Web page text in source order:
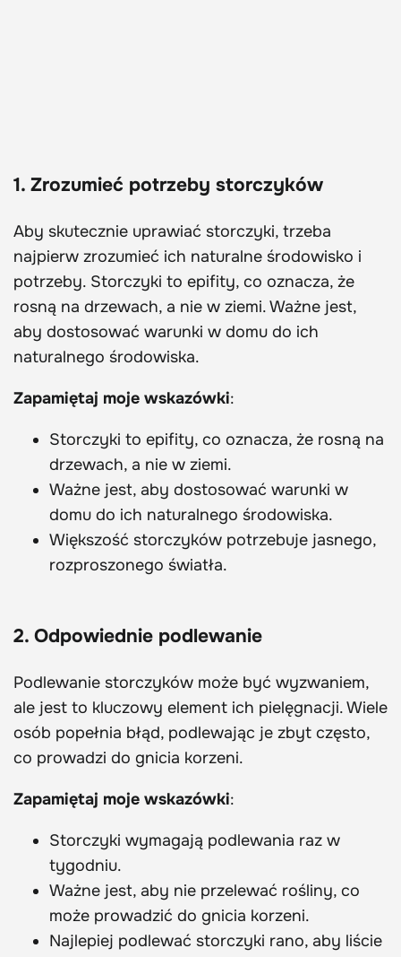
1. Zrozumieć potrzeby storczyków
Aby skutecznie uprawiać storczyki, trzeba
najpierw zrozumieć ich naturalne środowisko i
potrzeby. Storczyki to epifity, co oznacza, że
rosną na drzewach, a nie w ziemi. Ważne jest,
aby dostosować warunki w domu do ich
naturalnego środowiska.
Zapamiętaj moje wskazówki:
Storczyki to epifity, co oznacza, że rosną na
drzewach, a nie w ziemi.
Ważne jest, aby dostosować warunki w
domu do ich naturalnego środowiska.
Większość storczyków potrzebuje jasnego,
rozproszonego światła.
2. Odpowiednie podlewanie
Podlewanie storczyków może być wyzwaniem,
ale jest to kluczowy element ich pielęgnacji. Wiele
osób popełnia błąd, podlewając je zbyt często,
co prowadzi do gnicia korzeni.
Zapamiętaj moje wskazówki:
Storczyki wymagają podlewania raz w
tygodniu.
Ważne jest, aby nie przelewać rośliny, co
może prowadzić do gnicia korzeni.
Najlepiej podlewać storczyki rano, aby liście